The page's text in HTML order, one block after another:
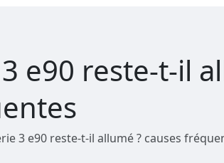
e90 reste-t-il
3 e90 reste-t-il allumé ? causes